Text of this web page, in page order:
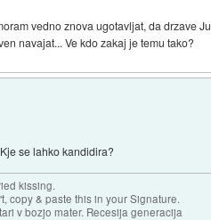
vedno znova ugotavljat, da drzave
navajat... Ve kdo zakaj je temu tako?
se lahko kandidira?
kissing.
copy & paste this in your Signature.
v bozjo mater. Recesija generacija